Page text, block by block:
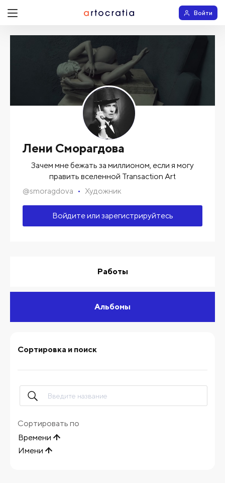
Войти
Лени Сморагдова
Зачем мне бежать за миллионом, если я могу
править вселенной Transaction Art
@smoragdova Художник
Войдите или зарегистрируйтесь
Работы
Альбомы
Сортировка и поиск
Сортировать по
Времени
Имени